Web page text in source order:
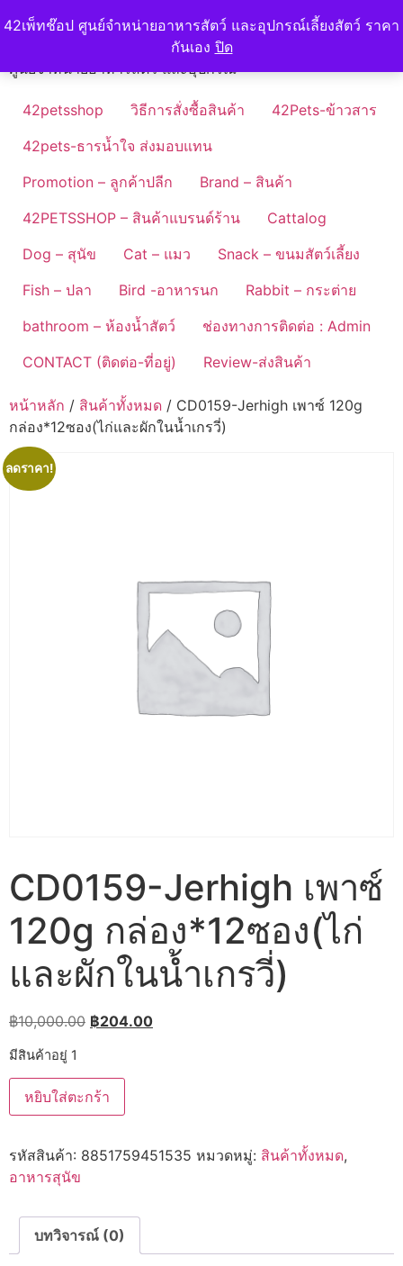
42เพ็ทช๊อป ศูนย์จำหน่ายอาหารสัตว์ และอุปกรณ์เลี้ยงสัตว์ ราคา
กันเอง ปิด
to42petshop
ศูนย์จำหน่ายอาหารสัตว์ และอุปกรณ์
42petsshop วิธีการสั่งซื้อสินค้า
42Pets-ข้าวสาร
42pets-ธารน้ำใจ ส่งมอบแทน
Promotion – ลูกค้าปลีก
Brand – สินค้า
42PETSSHOP – สินค้าแบรนด์ร้าน
Cattalog
Dog – สุนัข
Cat – แมว
Snack – ขนมสัตว์เลี้ยง
Fish – ปลา
Bird -อาหารนก
Rabbit – กระต่าย
bathroom – ห้องน้ำสัตว์
ช่องทางการติดต่อ : Admin
CONTACT (ติดต่อ-ที่อยู่)
Review-ส่งสินค้า
หน้าหลัก / สินค้าทั้งหมด / CD0159-Jerhigh เพาซ์ 120g
กล่อง*12ซอง(ไก่และผักในน้ำเกรวี่)
ลดราคา!
CD0159-Jerhigh เพาซ์
120g กล่อง*12ซอง(ไก่
และผักในน้ำเกรวี่)
฿10,000.00 Original
฿10,000.00.
฿204.00Current
มีสินค้าอยู่ 1
จำนวน
CD0159-
Jerhigh
120g
กล่อง*12ซอง(ไก่
และ
ใน
รวี่)
หยิบใส่ตะกร้า
รหัสสินค้า: 8851759451535 หมวดหมู่: สินค้าทั้งหมด,
อาหารสุนัข
บทวิจารณ์ (0)